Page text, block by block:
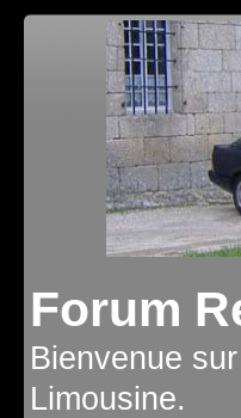
Forum
Bienvenue
Limousine.